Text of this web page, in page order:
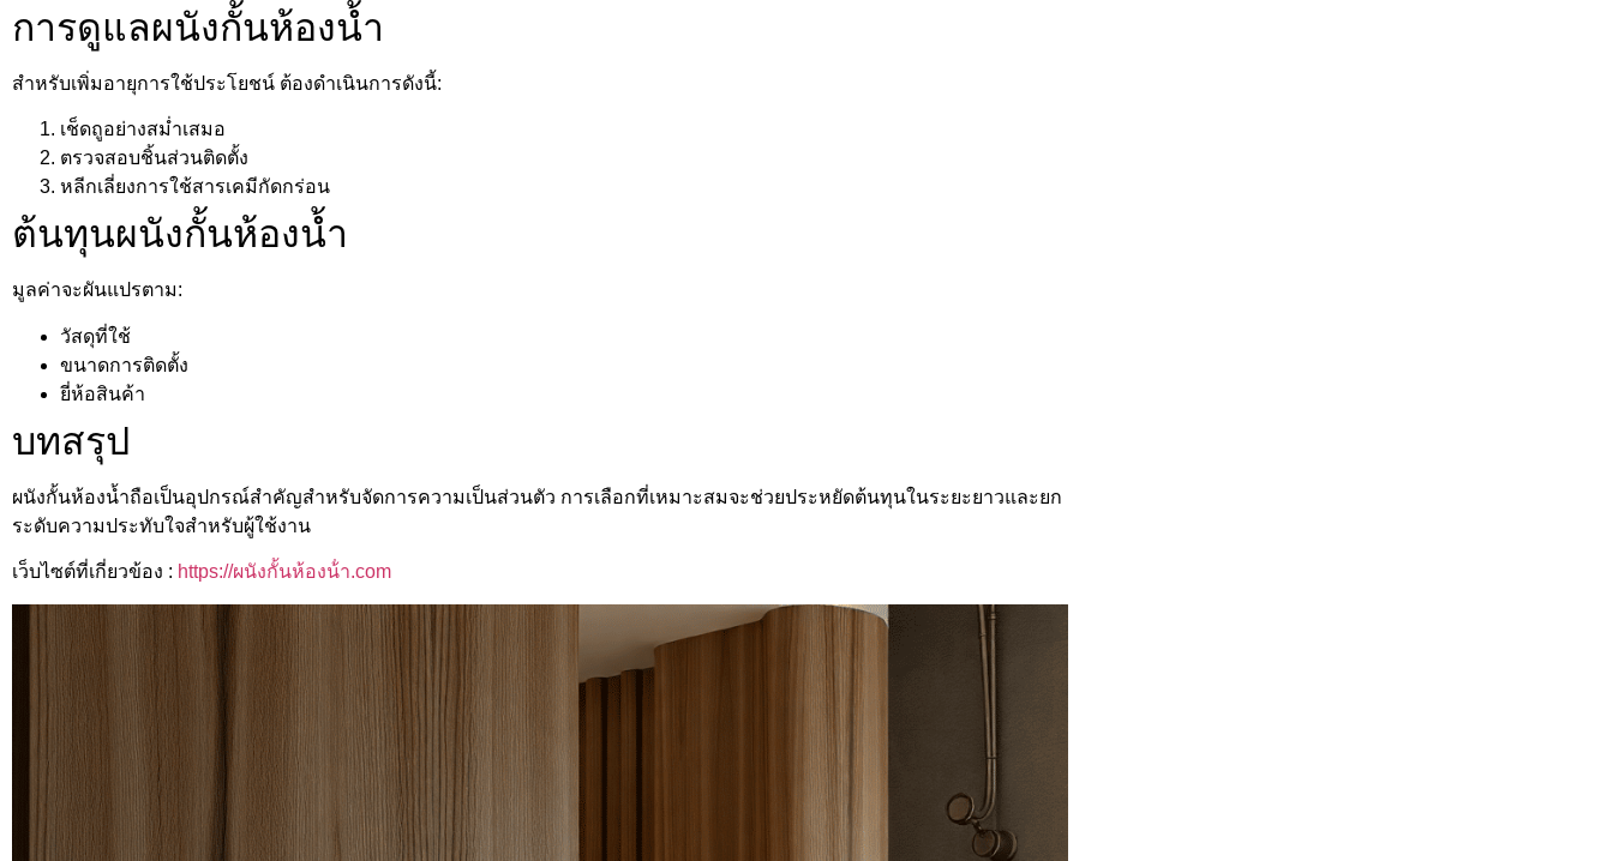
การดูแลผนังกั้นห้องน้ำ
สำหรับเพิ่มอายุการใช้ประโยชน์ ต้องดำเนินการดังนี้:
เช็ดถูอย่างสม่ำเสมอ
ตรวจสอบชิ้นส่วนติดตั้ง
หลีกเลี่ยงการใช้สารเคมีกัดกร่อน
ต้นทุนผนังกั้นห้องน้ำ
มูลค่าจะผันแปรตาม:
วัสดุที่ใช้
ขนาดการติดตั้ง
ยี่ห้อสินค้า
บทสรุป
ผนังกั้นห้องน้ำถือเป็นอุปกรณ์สำคัญสำหรับจัดการความเป็นส่วนตัว การเลือกที่เหมาะสมจะช่วยประหยัดต้นทุนในระยะยาวและยก
ระดับความประทับใจสำหรับผู้ใช้งาน
เว็บไซต์ที่เกี่ยวข้อง : https://ผนังกั้นห้องน้ํา.com